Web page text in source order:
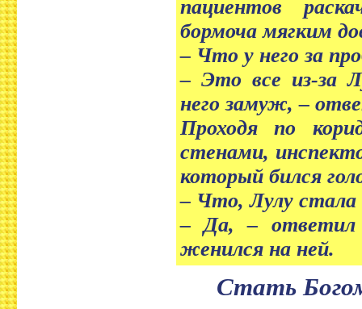
пациентов
бормоча мягким
– Что у него за
– Это все из-за
него замуж, –
Проходя по
стенами,
который бился
– Что, Лулу стала
– Да, – ответил
женился на ней.
Стать